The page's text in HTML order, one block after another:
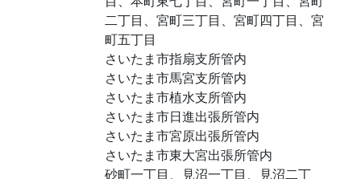
二丁目、宮町三丁目、宮町四丁目、宮
町五丁目
さいたま市指扇支所管内
さいたま市馬宮支所管内
さいたま市植水支所管内
さいたま市日進出張所管内
さいたま市宮原出張所管内
さいたま市東大宮出張所管内
砂町一丁目、見沼一丁目、見沼二丁